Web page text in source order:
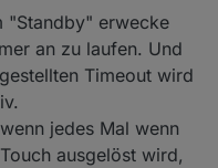
"Standby" erwecke
an zu laufen. Und
Timeout wird
jedes Mal wenn
ausgelöst wird,